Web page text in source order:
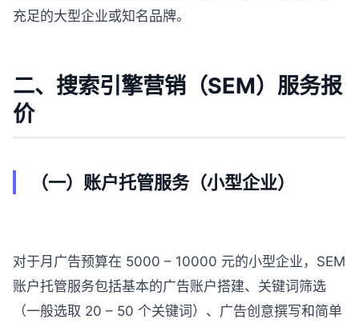
充足的大型企业或知名品牌。
二、搜索引擎营销（SEM）服务报
价
（一）账户托管服务（小型企业）
对于月广告预算在 5000 – 10000 元的小型企业，SEM
账户托管服务包括基本的广告账户搭建、关键词筛选
（一般选取 20 – 50 个关键词）、广告创意撰写和简单